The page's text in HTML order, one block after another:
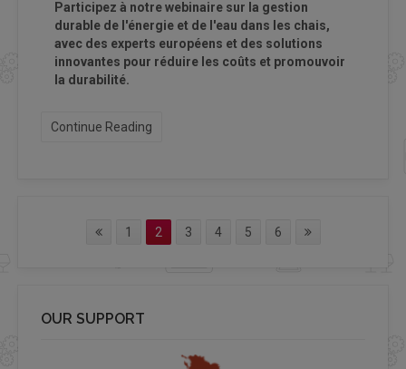
Participez à notre webinaire sur la gestion
durable de l'énergie et de l'eau dans les chais,
avec des experts européens et des solutions
innovantes pour réduire les coûts et promouvoir
la durabilité.
Continue Reading
1 2 3 4 5 6
OUR SUPPORT